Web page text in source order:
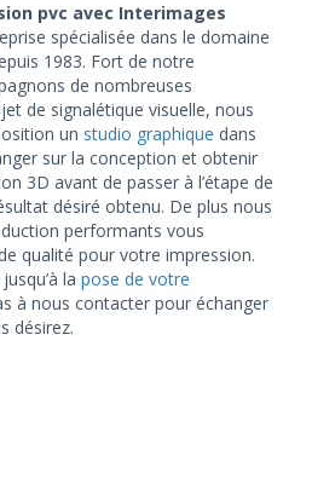
pvc avec Interimages
spécialisée dans le domaine
1983. Fort de notre
de nombreuses
de signalétique visuelle, nous
un studio graphique dans
sur la conception et obtenir
3D avant de passer à l’étape de
désiré obtenu. De plus nous
performants vous
qualité pour votre impression.
la pose de votre
à nous contacter pour échanger
désirez.